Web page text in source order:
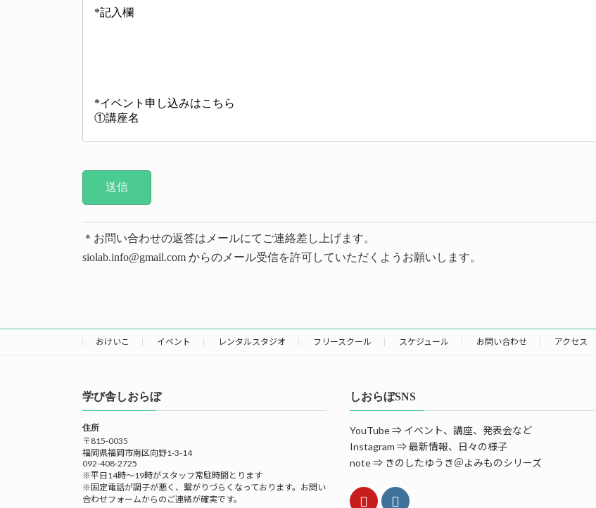
＊お問い合わせの返答はメールにてご連絡差し上げます。
siolab.info@gmail.com からのメール受信を許可していただくようお願いします。
おけいこ イベント レンタルスタジオ フリースクール スケジュール お問い合わせ アクセス
学び舎しおらぼ
住所
〒815-0035
福岡県福岡市南区向野1-3-14
092-408-2725
※平日14時～19時がスタッフ常駐時間とります
※固定電話が調子が悪く、繋がりづらくなっております。お問い
合わせフォームからのご連絡が確実です。
しおらぼSNS
YouTube ⇒ イベント、講座、発表会など
Instagram ⇒ 最新情報、日々の様子
note ⇒ きのしたゆうき＠よみものシリーズ